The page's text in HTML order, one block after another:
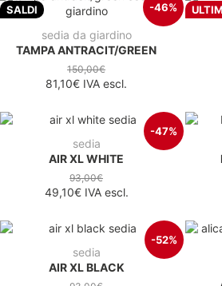
SALDI -46%
sedia da giardino
TAMPA ANTRACIT/GREEN
150,00€
81,10€ IVA escl.
-47%
sedia
AIR XL WHITE
93,00€
49,10€IVA escl.
-52%
sedia
AIR XL BLACK